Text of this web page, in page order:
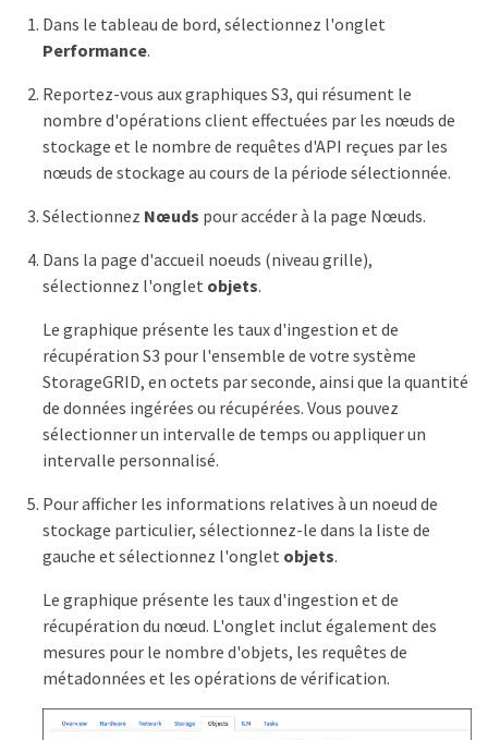
Dans le tableau de bord, sélectionnez l'onglet
Performance.
Reportez-vous aux graphiques S3, qui résument le
nombre d'opérations client effectuées par les nœuds de
stockage et le nombre de requêtes d'API reçues par les
nœuds de stockage au cours de la période sélectionnée.
Sélectionnez Nœuds pour accéder à la page Nœuds.
Dans la page d'accueil noeuds (niveau grille),
sélectionnez l'onglet objets.
Le graphique présente les taux d'ingestion et de
récupération S3 pour l'ensemble de votre système
StorageGRID, en octets par seconde, ainsi que la quantité
de données ingérées ou récupérées. Vous pouvez
sélectionner un intervalle de temps ou appliquer un
intervalle personnalisé.
Pour afficher les informations relatives à un noeud de
stockage particulier, sélectionnez-le dans la liste de
gauche et sélectionnez l'onglet objets.
Le graphique présente les taux d'ingestion et de
récupération du nœud. L'onglet inclut également des
mesures pour le nombre d'objets, les requêtes de
métadonnées et les opérations de vérification.